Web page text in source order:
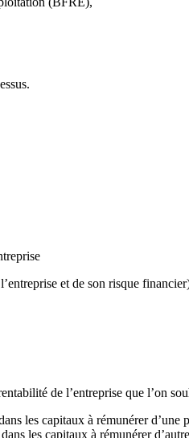
et de son risque
de l’entreprise que l’on
les capitaux à rémunérer d’une
les capitaux à rémunérer